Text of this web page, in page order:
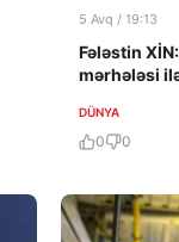
5 Avq / 19:13
Fələstin
mərhələsi
DÜNYA
0 0